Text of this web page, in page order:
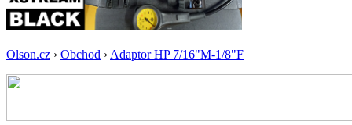
Olson.cz › Obchod › Adaptor HP 7/16"M-1/8"F